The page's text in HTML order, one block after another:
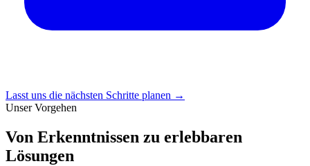
Lasst uns die nächsten Schritte planen →
Unser Vorgehen
Von Erkenntnissen zu erlebbaren
Lösungen